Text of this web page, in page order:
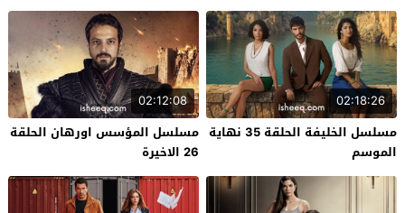
02:18:26
مسلسل الخليفة الحلقة 35 نهاية
الموسم
02:12:08
مسلسل المؤسس اورهان الحلقة
26 الاخيرة